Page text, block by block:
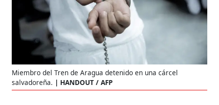
Miembro del Tren de Aragua detenido en una cárcel
salvadoreña.
HANDOUT / AFP